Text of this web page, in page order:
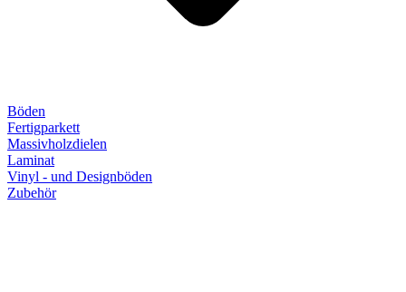
Böden
Fertigparkett
Massivholzdielen
Laminat
Vinyl - und Designböden
Zubehör